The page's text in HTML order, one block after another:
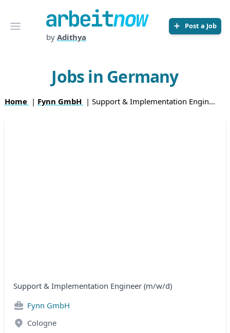
Open menu
Arbeitnow
by Adithya
Post a Job
Jobs in Germany
Home | Fynn GmbH | Support & Implementation Engin...
Support & Implementation Engineer (m/w/d)
Fynn GmbH
Cologne